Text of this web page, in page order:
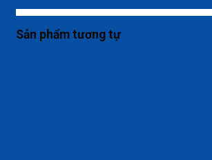
Sản phẩm tương tự